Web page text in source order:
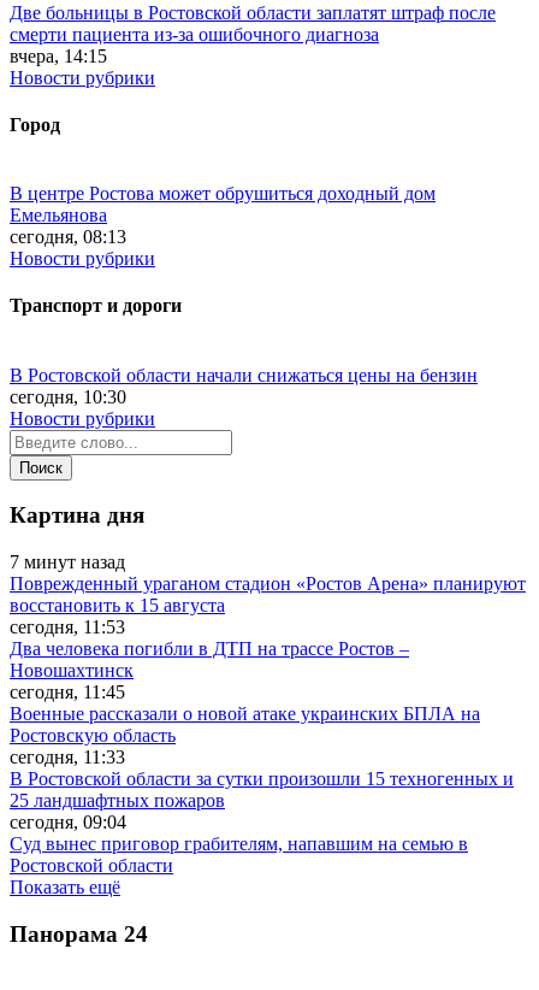
Две больницы в Ростовской области заплатят штраф после
смерти пациента из-за ошибочного диагноза
вчера, 14:15
Новости рубрики
Город
В центре Ростова может обрушиться доходный дом
Емельянова
сегодня, 08:13
Новости рубрики
Транспорт и дороги
В Ростовской области начали снижаться цены на бензин
сегодня, 10:30
Новости рубрики
Картина дня
7 минут назад
Поврежденный ураганом стадион «Ростов Арена» планируют
восстановить к 15 августа
сегодня, 11:53
Два человека погибли в ДТП на трассе Ростов –
Новошахтинск
сегодня, 11:45
Военные рассказали о новой атаке украинских БПЛА на
Ростовскую область
сегодня, 11:33
В Ростовской области за сутки произошли 15 техногенных и
25 ландшафтных пожаров
сегодня, 09:04
Суд вынес приговор грабителям, напавшим на семью в
Ростовской области
Показать ещё
Панорама 24